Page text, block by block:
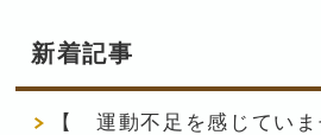
新着記事
【 運動不足を感じてい